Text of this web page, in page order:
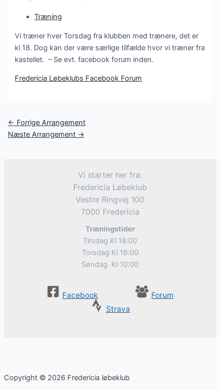
Træning
Vi træner hver Torsdag fra klubben med trænere, det er
kl 18. Dog kan der være særlige tilfælde hvor vi træner fra
kastellet. – Se evt. facebook forum inden.
Fredericia Løbeklubs Facebook Forum
Post
navigation
← Forrige Arrangement
Næste Arrangement →
Vi starter her fra:
Fredericia Løbeklub
Vestre Ringvej 100
7000 Fredericia
Træningstider
Tirsdag Kl 18:00
Torsdag Kl 18:00
Søndag Kl 10:00
Facebook
Forum
Strava
Copyright © 2026 Fredericia løbeklub